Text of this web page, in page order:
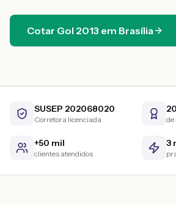
Cotar Gol 2013 em Brasília
SUSEP 202068020
Corretora licenciada de
+50 mil
clientes atendidos
3